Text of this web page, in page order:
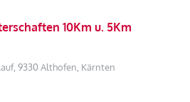
10Km u. 5Km
9330 Althofen, Kärnten